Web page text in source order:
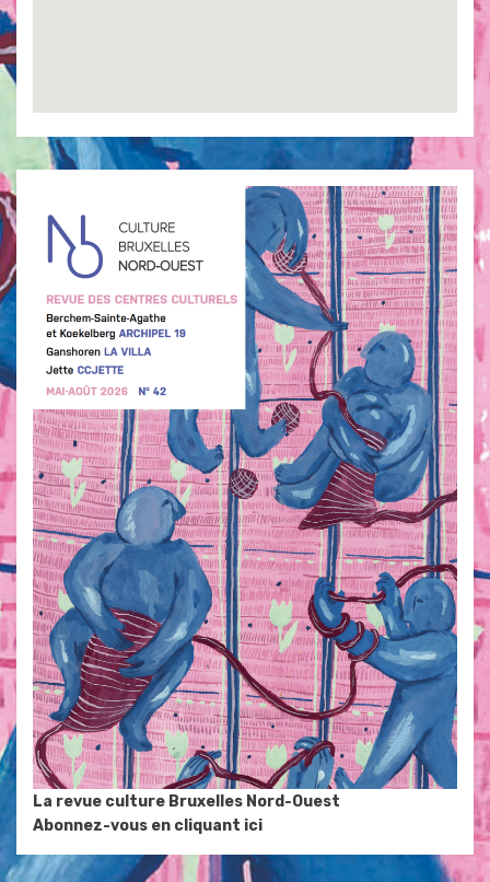
La revue culture Bruxelles Nord-Ouest
Abonnez-vous en cliquant ici